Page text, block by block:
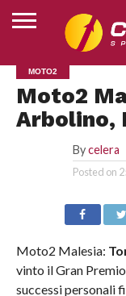
HOME
MOTOGP
SUPERBIKE
MOTOJUNIOR
ESPORTS
ALTRI
SPORT
CLASSIFICHE
CHI
SIAMO
MOTO2
Moto2
Arbolino,
By celera
Posted on
Moto2 Malesia:
vinto il Gran
successi personali